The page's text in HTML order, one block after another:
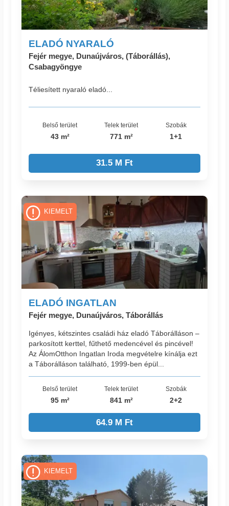
ELADÓ NYARALÓ
Fejér megye, Dunaújváros, (Táborállás),
Csabagyöngye
Téliesített nyaraló eladó...
Belső terület
43 m²
Telek terület
771 m²
Szobák
1+1
31.5 M Ft
ELADÓ INGATLAN
Fejér megye, Dunaújváros, Táborállás
Igényes, kétszintes családi ház eladó Táborálláson –
parkosított kerttel, fűthető medencével és pincével!
Az ÁlomOtthon Ingatlan Iroda megvételre kínálja ezt
a Táborálláson található, 1999-ben épül...
Belső terület
95 m²
Telek terület
841 m²
Szobák
2+2
64.9 M Ft
KIEMELT
KIEMELT